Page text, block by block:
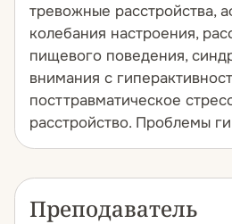
тревожные расстройства,
колебания настроения,
пищевого поведения,
внимания с
посттравматическое
расстройство. Проблемы
Преподаватель